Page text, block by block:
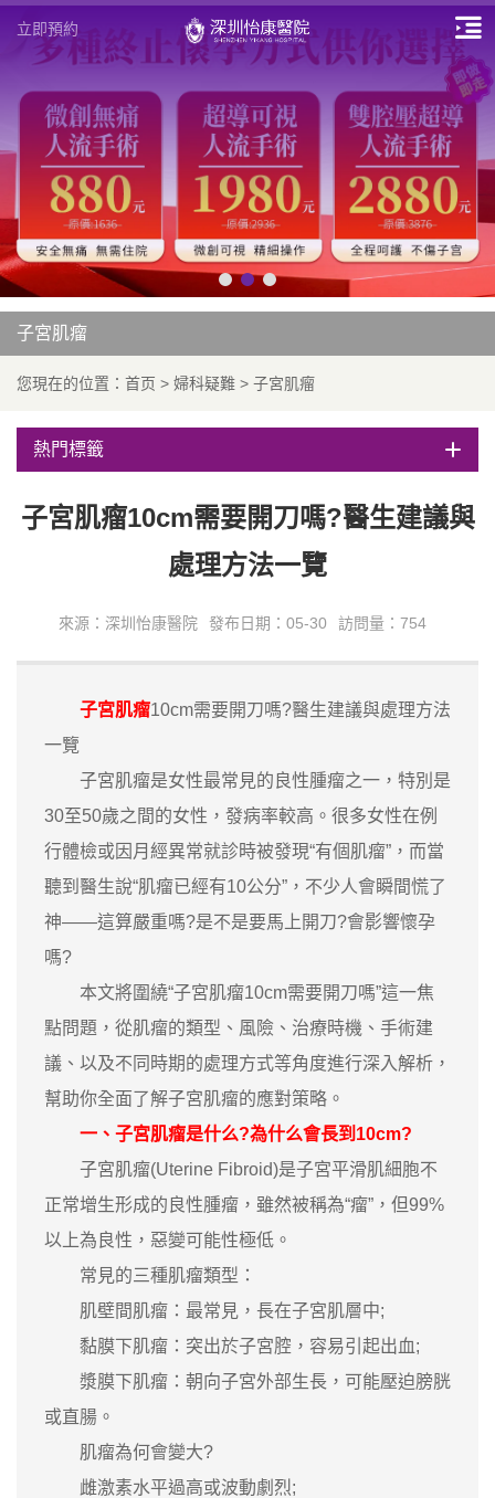
立即預約
子宮肌瘤
您現在的位置： 首页 > 婦科疑難 > 子宮肌瘤
熱門標籤
子宮肌瘤10cm需要開刀嗎?醫生建議與
處理方法一覽
來源：深圳怡康醫院 發布日期：05-30 訪問量：754
子宮肌瘤10cm需要開刀嗎?醫生建議與處理方法
一覽
子宮肌瘤是女性最常見的良性腫瘤之一，特別是
30至50歲之間的女性，發病率較高。很多女性在例
行體檢或因月經異常就診時被發現“有個肌瘤”，而當
聽到醫生說“肌瘤已經有10公分”，不少人會瞬間慌了
神——這算嚴重嗎?是不是要馬上開刀?會影響懷孕
嗎?
本文將圍繞“子宮肌瘤10cm需要開刀嗎”這一焦
點問題，從肌瘤的類型、風險、治療時機、手術建
議、以及不同時期的處理方式等角度進行深入解析，
幫助你全面了解子宮肌瘤的應對策略。
一、子宮肌瘤是什么?為什么會長到10cm?
子宮肌瘤(Uterine Fibroid)是子宮平滑肌細胞不
正常增生形成的良性腫瘤，雖然被稱為“瘤”，但99%
以上為良性，惡變可能性極低。
常見的三種肌瘤類型：
肌壁間肌瘤：最常見，長在子宮肌層中;
黏膜下肌瘤：突出於子宮腔，容易引起出血;
漿膜下肌瘤：朝向子宮外部生長，可能壓迫膀胱
或直腸。
肌瘤為何會變大?
雌激素水平過高或波動劇烈;